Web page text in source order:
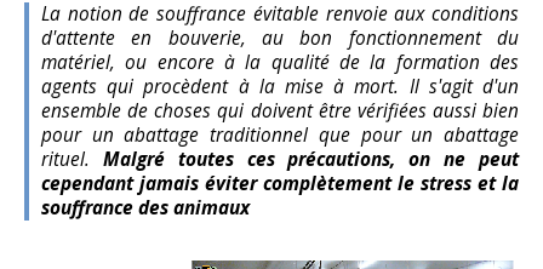
La notion de souffrance évitable renvoie aux conditions
d'attente en bouverie, au bon fonctionnement du
matériel, ou encore à la qualité de la formation des
agents qui procèdent à la mise à mort. Il s'agit d'un
ensemble de choses qui doivent être vérifiées aussi bien
pour un abattage traditionnel que pour un abattage
rituel. Malgré toutes ces précautions, on ne peut
cependant jamais éviter complètement le stress et la
souffrance des animaux